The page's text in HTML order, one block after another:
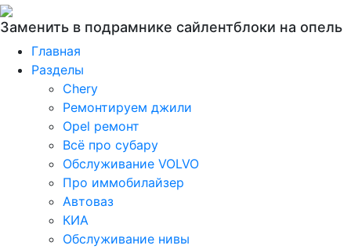
Заменить в подрамнике сайлентблоки на опель
Главная
Разделы
Chery
Ремонтируем джили
Opel ремонт
Всё про субару
Обслуживание VOLVO
Про иммобилайзер
Автоваз
КИА
Обслуживание нивы